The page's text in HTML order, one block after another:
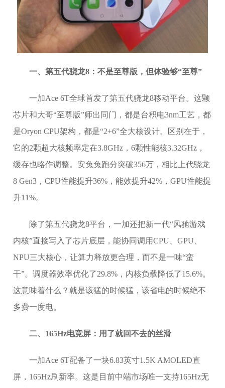
一、第五代骁龙8：不是至尊版，但体验够“至尊”
一加Ace 6T全球首发了第五代骁龙8移动平台。这颗
芯片和大哥“至尊版”师出同门，都是台积电3nm工艺，都
是Oryon CPU架构，都是“2+6”全大核设计。区别在于，
它的2颗超大核频率定在3.8GHz，6颗性能核3.32GHz，
缓存也略作调整。安兔兔跑分突破356万，相比上代骁龙
8 Gen3，CPU性能提升36%，能效提升42%，GPU性能提
升11%。
除了第五代骁龙8平台，一加还把新一代“风驰游戏
内核”直接写入了芯片底层，能协同调用CPU、GPU、
NPU三大核心，让算力释放更合理，而不是一味“蛮
干”。调度器效率优化了29.8%，内核负载降低了15.6%。
这意味着什么？就是该猛的时候猛，该省电的时候绝不
多费一度电。
二、165Hz电竞屏：用了就回不去的丝滑
一加Ace 6T配备了一块6.83英寸1.5K AMOLED直
屏，165Hz刷新率。这是目前中端市场唯一支持165Hz无